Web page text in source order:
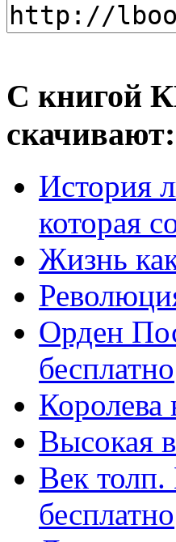
С книгой
скачивают:
История
которая
Жизнь
Орден
бесплатно
Королева
Высокая
Век толп.
бесплатно